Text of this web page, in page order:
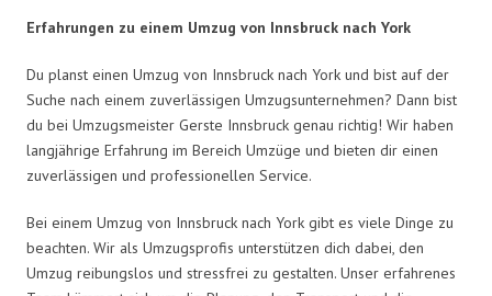
Erfahrungen zu einem Umzug von Innsbruck nach York
Du planst einen Umzug von Innsbruck nach York und bist auf der
Suche nach einem zuverlässigen Umzugsunternehmen? Dann bist
du bei Umzugsmeister Gerste Innsbruck genau richtig! Wir haben
langjährige Erfahrung im Bereich Umzüge und bieten dir einen
zuverlässigen und professionellen Service.
Bei einem Umzug von Innsbruck nach York gibt es viele Dinge zu
beachten. Wir als Umzugsprofis unterstützen dich dabei, den
Umzug reibungslos und stressfrei zu gestalten. Unser erfahrenes